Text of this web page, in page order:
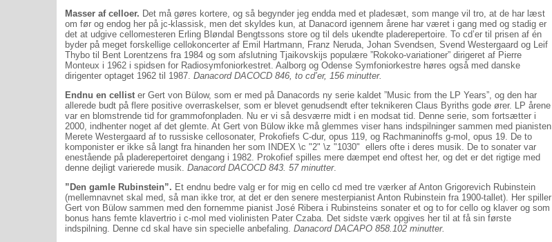
Masser af celloer. Det må gøres kortere, og så begynder jeg endda med et pladesæt, som mange vil tro, at de har læst
om før og endog her på jc-klassisk, men det skyldes kun, at Danacord igennem årene har været i gang med og stadig er
det at udgive cellomesteren Erling Bløndal Bengtssons store og til dels ukendte pladerepertoire. To cd’er til prisen af én
byder på meget forskellige cellokoncerter af Emil Hartmann, Franz Neruda, Johan Svendsen, Svend Westergaard og Leif
Thybo til Bent Lorentzens fra 1984 og som afslutning Tjaikovskijs populære ”Rokoko-variationer” dirigeret af Pierre
Monteux i 1962 i spidsen for Radiosymfoniorkestret. Aalborg og Odense Symfoniorkestre høres også med danske
dirigenter optaget 1962 til 1987. Danacord DACOCD 846, to cd’er, 156 minutter.
Endnu en cellist er Gert von Bülow, som er med på Danacords ny serie kaldet ”Music from the LP Years”, og den har
allerede budt på flere positive overraskelser, som er blevet genudsendt efter teknikeren Claus Byriths gode ører. LP årene
var en blomstrende tid for grammofonpladen. Nu er vi så desværre midt i en modsat tid. Denne serie, som fortsætter i
2000, indhenter noget af det glemte. At Gert von Bülow ikke må glemmes viser hans indspilninger sammen med pianisten
Merete Westergaard af to russiske cellosonater, Prokofiefs C-dur, opus 119, og Rachmaninoffs g-mol, opus 19. De to
komponister er ikke så langt fra hinanden her som INDEX \c "2" \z "1030" ellers ofte i deres musik. De to sonater var
enestående på pladerepertoiret dengang i 1982. Prokofief spilles mere dæmpet end oftest her, og det er det rigtige med
denne dejligt varierede musik. Danacord DACOCD 843. 57 minutter.
”Den gamle Rubinstein”. Et endnu bedre valg er for mig en cello cd med tre værker af Anton Grigorevich Rubinstein
(mellemnavnet skal med, så man ikke tror, at det er den senere mesterpianist Anton Rubinstein fra 1900-tallet). Her spiller
Gert von Bülow sammen med den fornemme pianist José Ribera i Rubinsteins sonater et og to for cello og klaver og som
bonus hans femte klavertrio i c-mol med violinisten Pater Czaba. Det sidste værk opgives her til at få sin første
indspilning. Denne cd skal have sin specielle anbefaling. Danacord DACAPO 858.102 minutter.